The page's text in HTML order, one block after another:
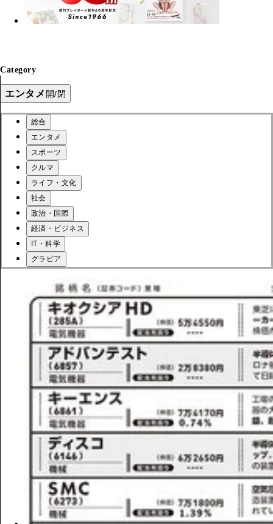
Category
エンタメ開/閉
総合
エンタメ
スポーツ
クルマ
ライフ・文化
社会
政治・国際
経済・ビジネス
IT・科学
グラビア